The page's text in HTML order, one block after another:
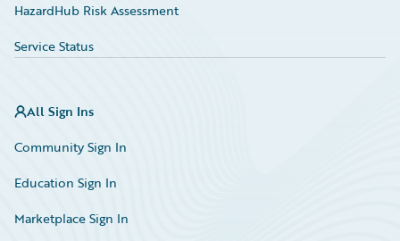
HazardHub Risk Assessment
Service Status
All Sign Ins
Community Sign In
Education Sign In
Marketplace Sign In